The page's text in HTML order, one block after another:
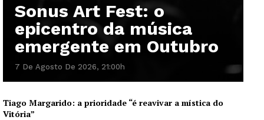
Sonus Art Fest: o
epicentro da música
emergente em Outubro
7 De Agosto De 2026, 21:00h
Tiago Margarido: a prioridade “é reavivar a mística do
Vitória”